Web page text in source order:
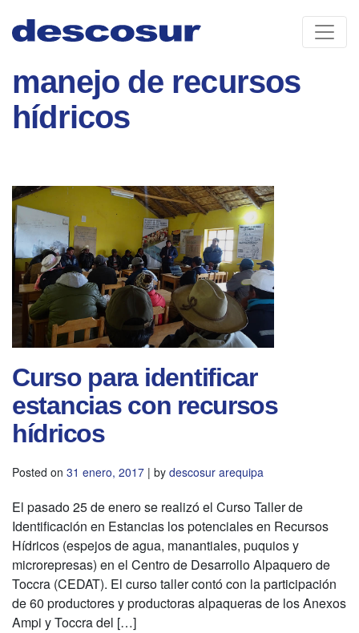
content
manejo de recursos
hídricos
Curso para identificar
estancias con recursos
hídricos
Posted on 31 enero, 2017 | by descosur arequipa
El pasado 25 de enero se realizó el Curso Taller de
Identificación en Estancias los potenciales en Recursos
Hídricos (espejos de agua, manantiales, puquios y
microrepresas) en el Centro de Desarrollo Alpaquero de
Toccra (CEDAT). El curso taller contó con la participación
de 60 productores y productoras alpaqueras de los Anexos
Ampi y Toccra del […]